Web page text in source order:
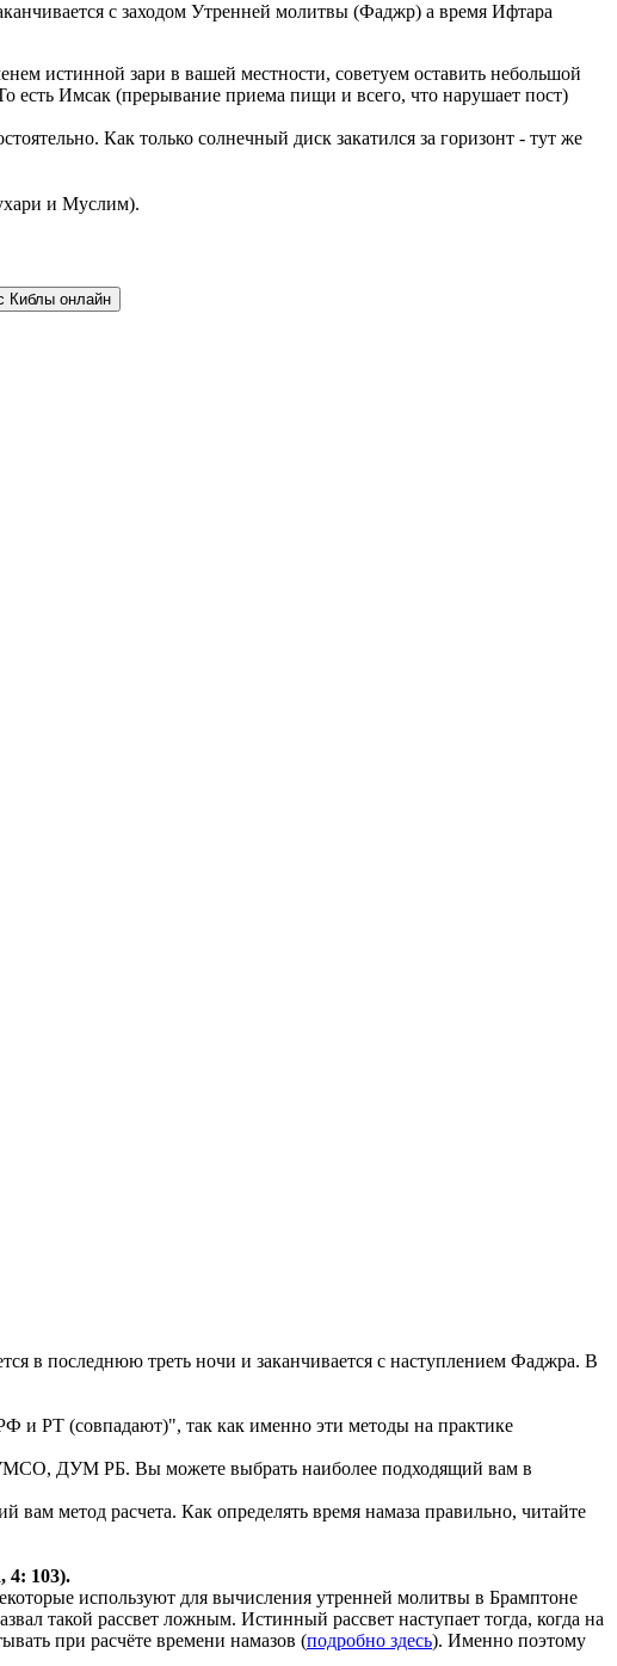
с заходом Утренней молитвы (Фаджр) а время Ифтара
истинной зари в вашей местности, советуем оставить небольшой
есть Имсак (прерывание приема пищи и всего, что нарушает пост)
Как только солнечный диск закатился за горизонт - тут же
и Муслим).
Киблы онлайн
в последнюю треть ночи и заканчивается с наступлением Фаджра. В
РТ (совпадают)", так как именно эти методы на практике
ДУМ РБ. Вы можете выбрать наиболее подходящий вам в
метод расчета. Как определять время намаза правильно, читайте
4: 103).
используют для вычисления утренней молитвы в Брамптоне
такой рассвет ложным. Истинный рассвет наступает тогда, когда на
при расчёте времени намазов (подробно здесь). Именно поэтому